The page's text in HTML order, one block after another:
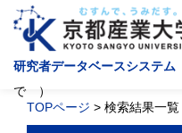
研究者データベースシステム
で ）
TOPページ > 検索結果一覧